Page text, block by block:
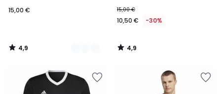
15,00 €
4,9
/
15,00 €
10,50 € -30%
4,9
/